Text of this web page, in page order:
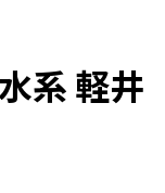
系 軽井